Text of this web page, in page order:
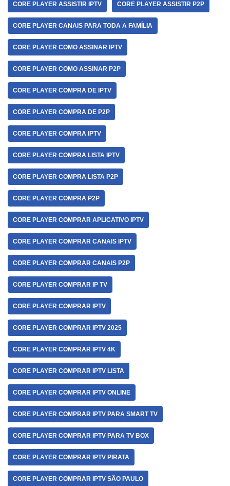
CORE PLAYER ASSISTIR IPTV CORE PLAYER ASSISTIR P2P
CORE PLAYER CANAIS PARA TODA A FAMÍLIA
CORE PLAYER COMO ASSINAR IPTV
CORE PLAYER COMO ASSINAR P2P
CORE PLAYER COMPRA DE IPTV
CORE PLAYER COMPRA DE P2P
CORE PLAYER COMPRA IPTV
CORE PLAYER COMPRA LISTA IPTV
CORE PLAYER COMPRA LISTA P2P
CORE PLAYER COMPRA P2P
CORE PLAYER COMPRAR APLICATIVO IPTV
CORE PLAYER COMPRAR CANAIS IPTV
CORE PLAYER COMPRAR CANAIS P2P
CORE PLAYER COMPRAR IP TV
CORE PLAYER COMPRAR IPTV
CORE PLAYER COMPRAR IPTV 2025
CORE PLAYER COMPRAR IPTV 4K
CORE PLAYER COMPRAR IPTV LISTA
CORE PLAYER COMPRAR IPTV ONLINE
CORE PLAYER COMPRAR IPTV PARA SMART TV
CORE PLAYER COMPRAR IPTV PARA TV BOX
CORE PLAYER COMPRAR IPTV PIRATA
CORE PLAYER COMPRAR IPTV SÃO PAULO